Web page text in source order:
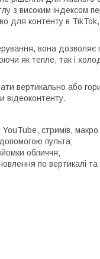
з високим індексом
для контенту в
вона дозволяє
як тепле, так і
вертикально або
відеоконтенту.
стримів, макро
пульта;
обличчя;
по вертикалі та